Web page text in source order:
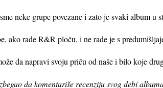
neke grupe povezane i zato je svaki album u
ako rade R&R ploču, i ne rade je s
da napravi svoju priču od naše i bilo koje
da komentariše recenziju svog debi